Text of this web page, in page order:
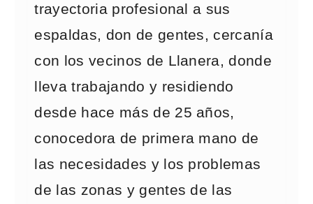
trayectoria profesional a sus
espaldas, don de gentes, cercanía
con los vecinos de Llanera, donde
lleva trabajando y residiendo
desde hace más de 25 años,
conocedora de primera mano de
las necesidades y los problemas
de las zonas y gentes de las